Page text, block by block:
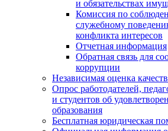
и обязательствах
Комиссия по
служебному
конфликта интересов
Отчетная информация
Обратная связь для
коррупции
Независимая оценка
Опрос работодателей,
и студентов об
образования
Бесплатная юридическая